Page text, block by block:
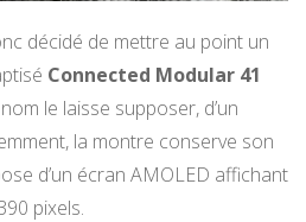
décidé de mettre au point un
Connected Modular 41
le laisse supposer, d’un
la montre conserve son
d’un écran AMOLED affichant
pixels.